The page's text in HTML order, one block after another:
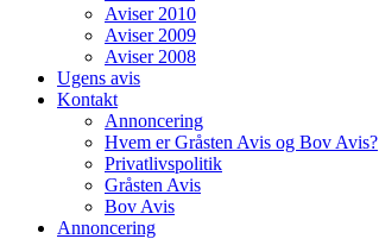
Aviser 2010
Aviser 2009
Aviser 2008
Ugens avis
Kontakt
Annoncering
Hvem er Gråsten Avis og Bov Avis?
Privatlivspolitik
Gråsten Avis
Bov Avis
Annoncering